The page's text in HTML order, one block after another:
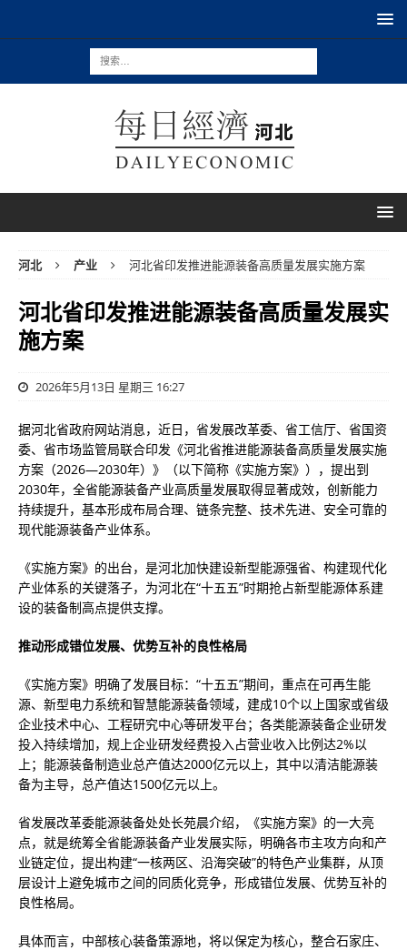
河北 产业 河北省印发推进能源装备高质量发展实施方案
河北省印发推进能源装备高质量发展实
施方案
2026年5月13日 星期三 16:27
据河北省政府网站消息，近日，省发展改革委、省工信厅、省国资
委、省市场监管局联合印发《河北省推进能源装备高质量发展实施
方案（2026—2030年）》（以下简称《实施方案》），提出到
2030年，全省能源装备产业高质量发展取得显著成效，创新能力
持续提升，基本形成布局合理、链条完整、技术先进、安全可靠的
现代能源装备产业体系。
《实施方案》的出台，是河北加快建设新型能源强省、构建现代化
产业体系的关键落子，为河北在“十五五”时期抢占新型能源体系建
设的装备制高点提供支撑。
推动形成错位发展、优势互补的良性格局
《实施方案》明确了发展目标：“十五五”期间，重点在可再生能
源、新型电力系统和智慧能源装备领域，建成10个以上国家或省级
企业技术中心、工程研究中心等研发平台；各类能源装备企业研发
投入持续增加，规上企业研发经费投入占营业收入比例达2%以
上；能源装备制造业总产值达2000亿元以上，其中以清洁能源装
备为主导，总产值达1500亿元以上。
省发展改革委能源装备处处长苑晨介绍，《实施方案》的一大亮
点，就是统筹全省能源装备产业发展实际，明确各市主攻方向和产
业链定位，提出构建“一核两区、沿海突破”的特色产业集群，从顶
层设计上避免城市之间的同质化竞争，形成错位发展、优势互补的
良性格局。
具体而言，中部核心装备策源地，将以保定为核心，整合石家庄、